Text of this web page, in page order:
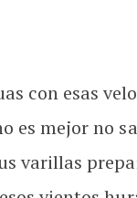
con esas
mejor no
varillas